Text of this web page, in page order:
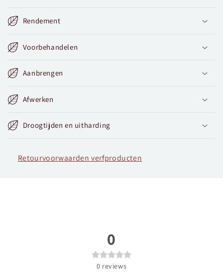
Rendement
Voorbehandelen
Aanbrengen
Afwerken
Droogtijden en uitharding
Retourvoorwaarden verfproducten
0
0 reviews